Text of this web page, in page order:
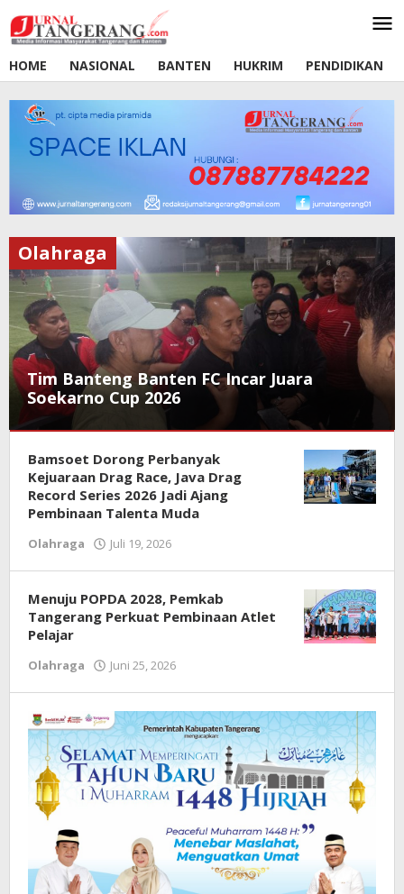
ke
konten
HOME
NASIONAL BANTEN HUKRIM PENDIDIKAN
Tim Banteng Banten FC Incar Juara
Soekarno Cup 2026
Agustus
2026
Redaksi
Olahraga
Bamsoet Dorong Perbanyak
Kejuaraan Drag Race, Java Drag
Record Series 2026 Jadi Ajang
Pembinaan Talenta Muda
Olahraga Juli 19, 2026
Menuju POPDA 2028, Pemkab
Tangerang Perkuat Pembinaan Atlet
Pelajar
Olahraga Juni 25, 2026